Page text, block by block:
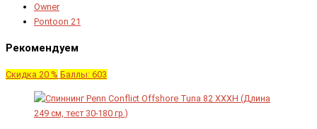
Owner
Pontoon 21
Рекомендуем
Скидка 20 % Баллы: 603